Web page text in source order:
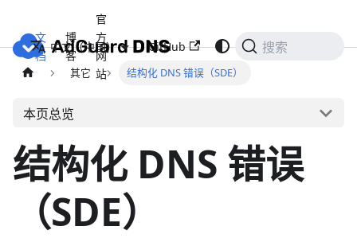
文
档
博
客
官
方
网
站
中文（中国） GitHub 搜索
其它 结构化 DNS 错误（SDE）
本页总览
结构化 DNS 错误
（SDE）